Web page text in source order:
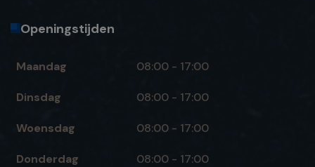
Openingstijden
Maandag 08:00 - 17:00
Dinsdag 08:00 - 17:00
Woensdag 08:00 - 17:00
Donderdag 08:00 - 17:00